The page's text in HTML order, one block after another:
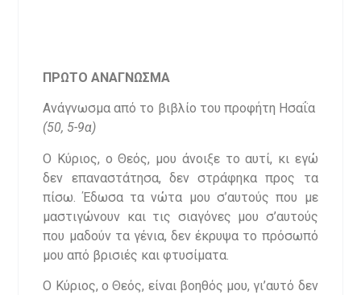
ΠΡΩΤΟ ΑΝΑΓΝΩΣΜΑ
Ανάγνωσμα από το βιβλίο του προφήτη Ησαΐα
(50, 5-9α)
Ο Κύριος, ο Θεός, μου άνοιξε το αυτί, κι εγώ
δεν επαναστάτησα, δεν στράφηκα προς τα
πίσω. Έδωσα τα νώτα μου σ’αυτούς που με
μαστιγώνουν και τις σιαγόνες μου σ’αυτούς
που μαδούν τα γένια, δεν έκρυψα το πρόσωπό
μου από βρισιές και φτυσίματα.
Ο Κύριος, ο Θεός, είναι βοηθός μου, γι’αυτό δεν